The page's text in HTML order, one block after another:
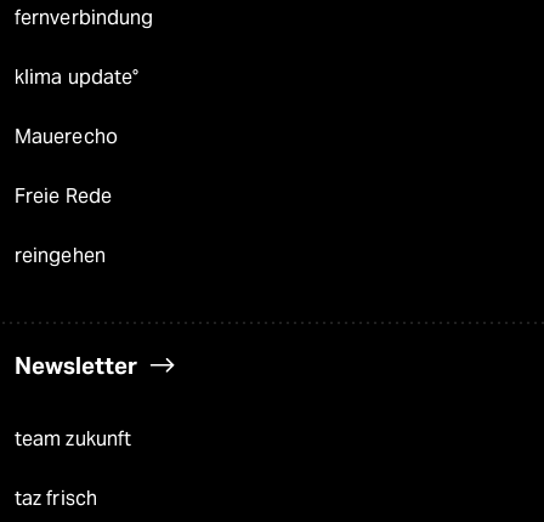
fernverbindung
klima update°
Mauerecho
Freie Rede
reingehen
Newsletter
team zukunft
taz frisch